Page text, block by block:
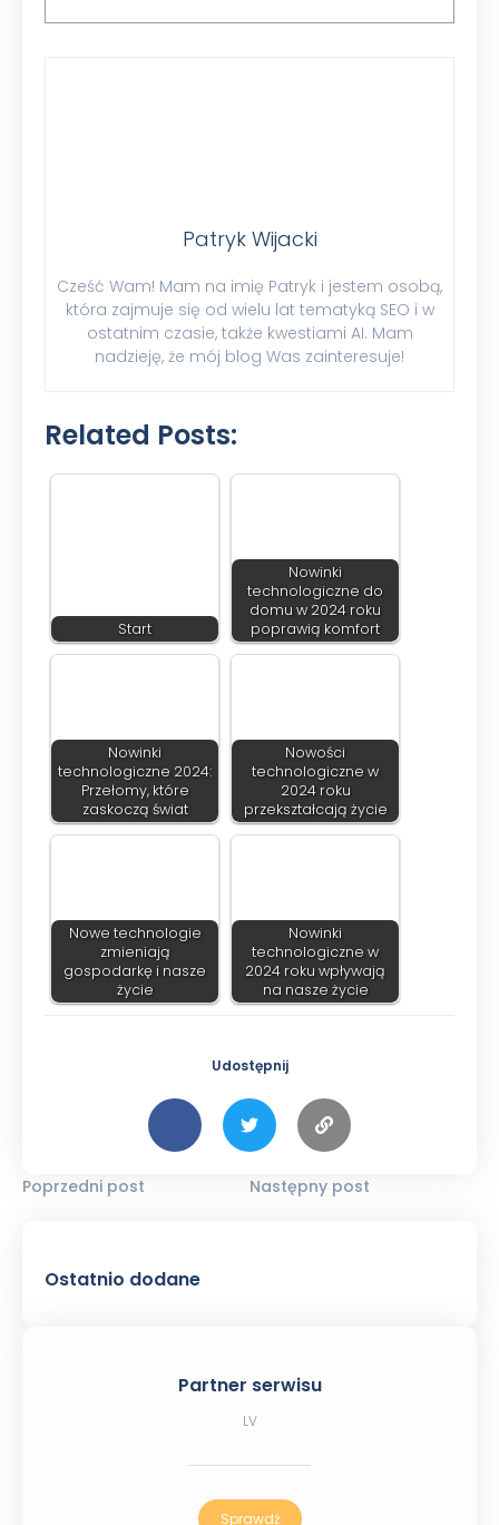
Patryk Wijacki
Cześć Wam! Mam na imię Patryk i jestem osobą,
która zajmuje się od wielu lat tematyką SEO i w
ostatnim czasie, także kwestiami AI. Mam
nadzieję, że mój blog Was zainteresuje!
Related Posts:
Start
Nowinki
technologiczne do
domu w 2024 roku
poprawią komfort
Nowinki
technologiczne 2024:
Przełomy, które
zaskoczą świat
Nowości
technologiczne w
2024 roku
przekształcają życie
Nowe technologie
zmieniają
gospodarkę i nasze
życie
Nowinki
technologiczne w
2024 roku wpływają
na nasze życie
Udostępnij
Poprzedni post Następny post
Ostatnio dodane
Partner serwisu
LV
Sprawdź